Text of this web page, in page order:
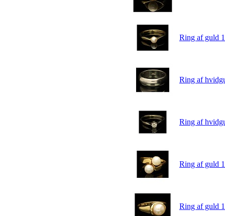
Ring af guld
Ring af
Ring af
Ring af guld
Ring af guld